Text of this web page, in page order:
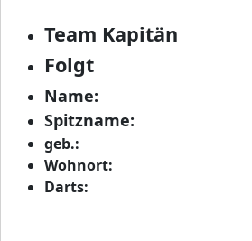
Team Kapitän
Folgt
Name:
Spitzname:
geb.:
Wohnort:
Darts: